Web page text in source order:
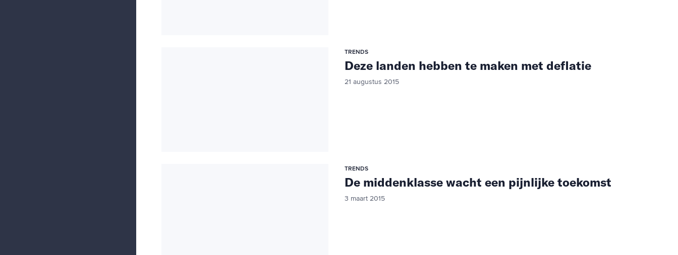
TRENDS
Deze landen hebben te maken met deflatie
21 augustus 2015
TRENDS
De middenklasse wacht een pijnlijke toekomst
3 maart 2015